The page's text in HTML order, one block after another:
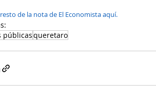
de la nota de El Economista aquí.
públicasqueretaro